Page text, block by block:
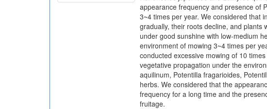
In this study, we aimed to investigate
management of semi-natural grasslands
Ranunculus japonicus and Lathyrus
appearance frequency and presence of
3~4 times per year. We considered that
gradually, their roots decline, and plants
under good sunshine with low-medium
environment of mowing 3~4 times per
conducted excessive mowing of 10
vegetative propagation under the
aquilinum, Potentilla fragarioides,